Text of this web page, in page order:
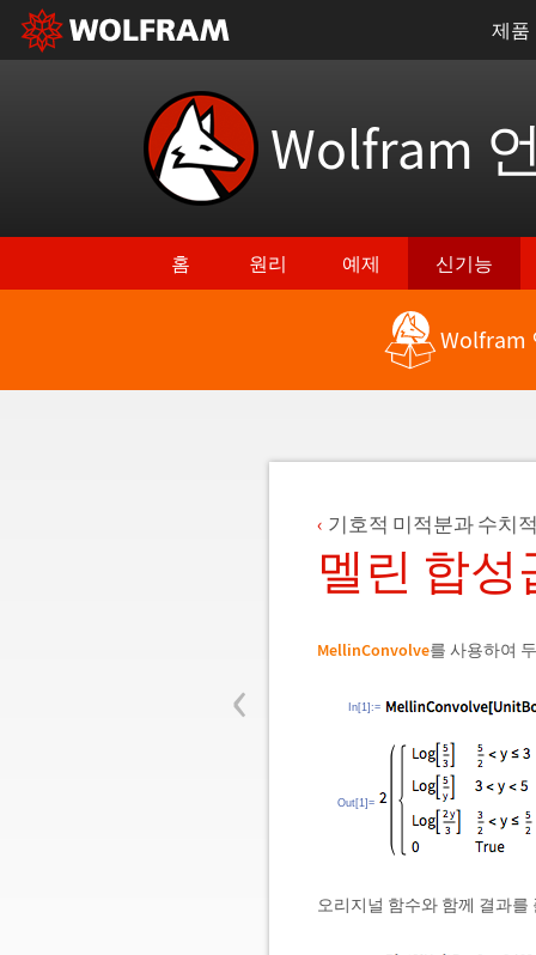
제품
Wolfram
홈 원리 예제 신기능
Wolfram
‹
기호적 미적분과 수치
멜린 합
MellinConvolve를 사용하여
In[1]:=
Out[1]=
오리지널 함수와 함께 결과를